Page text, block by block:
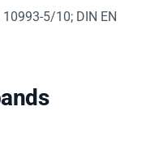
10993-5/10; DIN EN